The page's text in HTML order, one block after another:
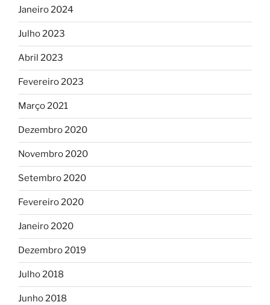
Janeiro 2024
Julho 2023
Abril 2023
Fevereiro 2023
Março 2021
Dezembro 2020
Novembro 2020
Setembro 2020
Fevereiro 2020
Janeiro 2020
Dezembro 2019
Julho 2018
Junho 2018